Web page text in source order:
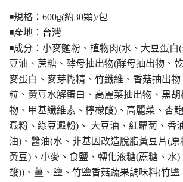
◾️規格：600g(約30顆)/包
◾️產地： 台灣
◾️成分：小麥麵粉、植物肉(水、大豆蛋白
豆油、蔗糖、酵母抽出物(酵母抽出物、
麥蛋白、麥芽糊精、竹纖維、香菇抽出
粒、黃豆水解蛋白、高麗菜抽出物、黑
物、甲基纖維素、檸檬酸)、高麗菜、杏
澱粉、綠豆澱粉)、 大豆油、紅蘿蔔、香
油)、醬油(水、非基因改造脫脂黃豆片(
黃豆)、小麥、食鹽、轉化液糖(蔗糖、水
酸))、薑、鹽、竹鹽香菇蔬果調味料(竹鹽